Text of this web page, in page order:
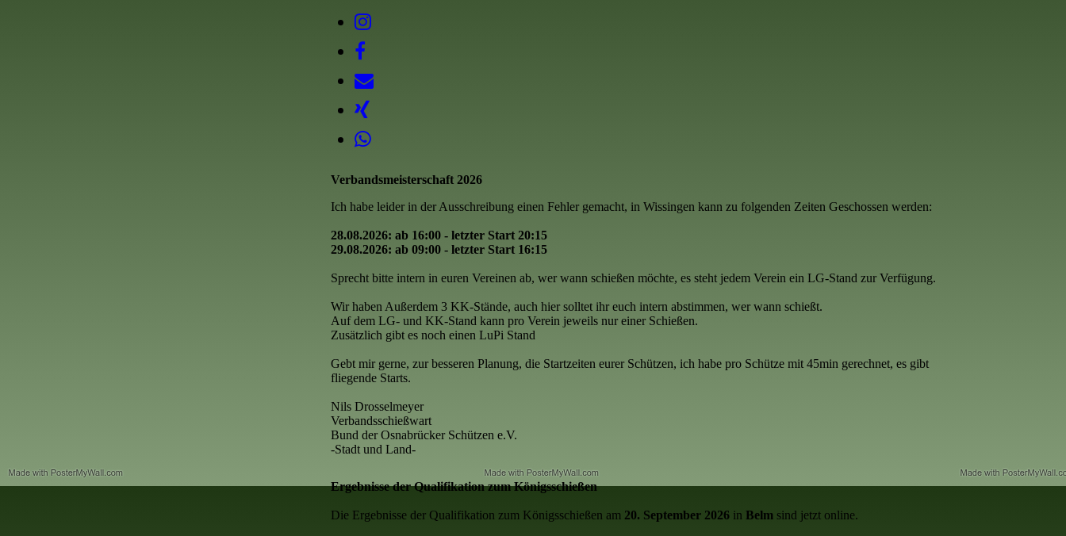
Verbandsmeisterschaft 2026
Ich habe leider in der Ausschreibung einen Fehler gemacht, in Wissingen kann zu folgenden Zeiten Geschossen werden:
28.08.2026: ab 16:00 - letzter Start 20:15
29.08.2026: ab 09:00 - letzter Start 16:15
Sprecht bitte intern in euren Vereinen ab, wer wann schießen möchte, es steht jedem Verein ein LG-Stand zur Verfügung.
Wir haben Außerdem 3 KK-Stände, auch hier solltet ihr euch intern abstimmen, wer wann schießt.
Auf dem LG- und KK-Stand kann pro Verein jeweils nur einer Schießen.
Zusätzlich gibt es noch einen LuPi Stand
Gebt mir gerne, zur besseren Planung, die Startzeiten eurer Schützen, ich habe pro Schütze mit 45min gerechnet, es gibt
fliegende Starts.
Nils Drosselmeyer
Verbandsschießwart
Bund der Osnabrücker Schützen e.V.
-Stadt und Land-
Ergebnisse der Qualifikation zum Königsschießen
Die Ergebnisse der Qualifikation zum Königsschießen am 20. September 2026 in Belm sind jetzt online.